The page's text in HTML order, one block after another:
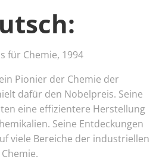
für Chemie, 1994
Pionier der Chemie der
dafür den Nobelpreis. Seine
eine effizientere Herstellung
Seine Entdeckungen
viele Bereiche der industriellen
Chemie.